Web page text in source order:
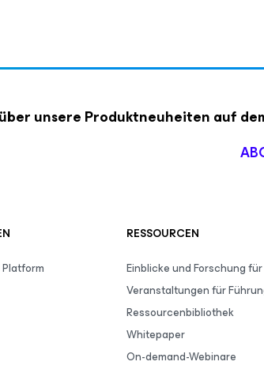
unsere Produktneuheiten auf
RESSOURCEN
Einblicke und Forschung
Veranstaltungen für
Ressourcenbibliothek
Whitepaper
On-demand-Webinare